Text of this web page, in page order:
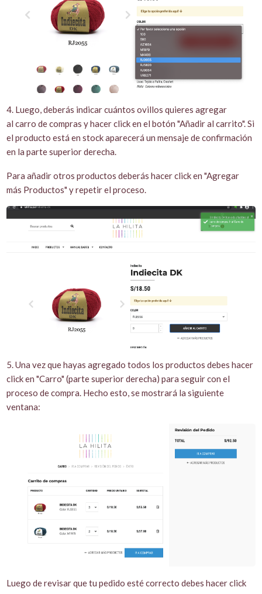
4. Luego, deberás indicar cuántos ovillos quieres agregar
al carro de compras y hacer click en el botón "Añadir al carrito". Si
el producto está en stock aparecerá un mensaje de confirmación
en la parte superior derecha.
Para añadir otros productos deberás hacer click en "Agregar
más Productos" y repetir el proceso.
5. Una vez que hayas agregado todos los productos debes hacer
click en "Carro" (parte superior derecha) para seguir con el
proceso de compra. Hecho esto, se mostrará la siguiente
ventana:
Luego de revisar que tu pedido esté correcto debes hacer click